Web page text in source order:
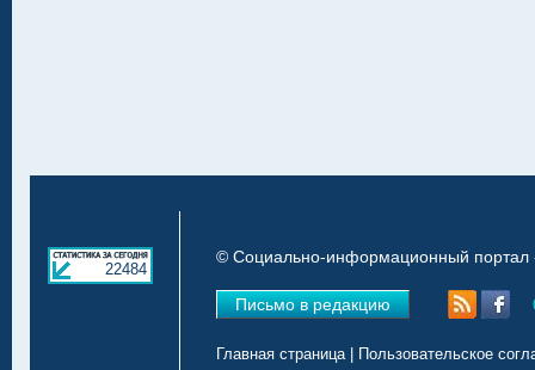
22484
© Социально-информационный портал
Письмо в редакцию
Главная страница| Пользовательское